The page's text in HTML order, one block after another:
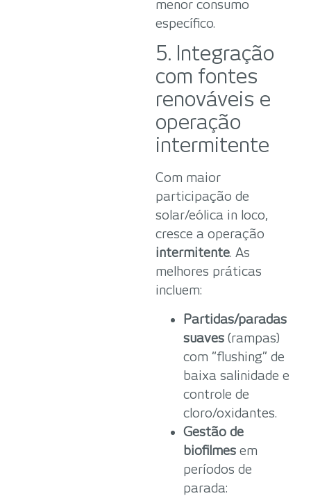
menor consumo
específico.
5. Integração
com fontes
renováveis e
operação
intermitente
Com maior
participação de
solar/eólica in loco,
cresce a operação
intermitente. As
melhores práticas
incluem:
Partidas/paradas
suaves (rampas)
com “flushing” de
baixa salinidade e
controle de
cloro/oxidantes.
Gestão de
biofilmes em
períodos de
parada: